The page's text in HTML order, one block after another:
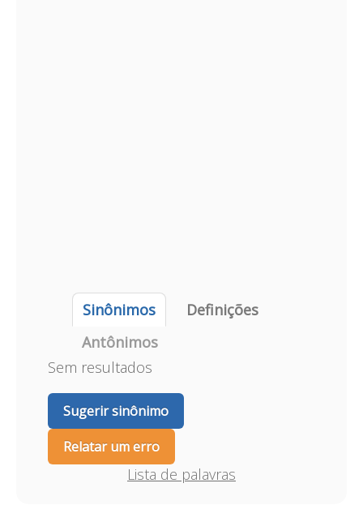
Sinônimos
Definições
Antônimos
Sem resultados
Sugerir sinônimo
Relatar um erro
Lista de palavras